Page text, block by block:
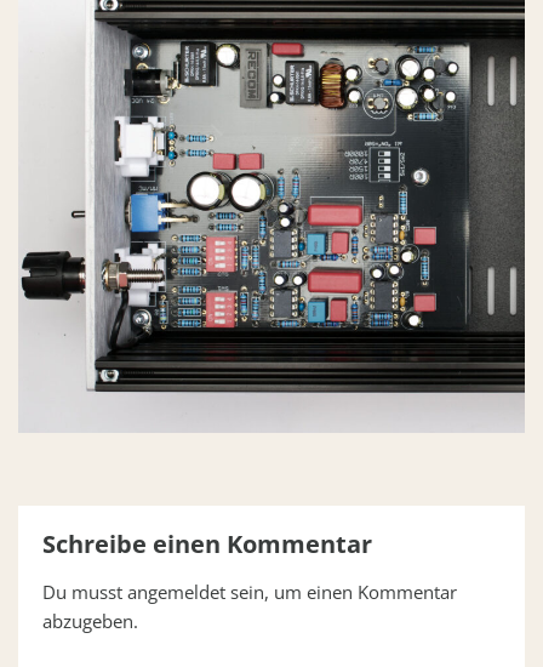
Schreibe einen Kommentar
Du musst angemeldet sein, um einen Kommentar
abzugeben.